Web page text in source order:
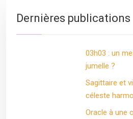
Dernières publications
03h03 : un
jumelle ?
Sagittaire et
céleste
Oracle à une